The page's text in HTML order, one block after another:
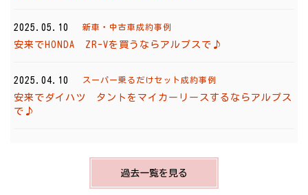
2025.05.10 新車・中古車成約事例
安来でHONDA ZR-Vを買うならアルプスで♪
2025.04.10 スーパー乗るだけセット成約事例
安来でダイハツ タントをマイカーリースするならアルプス
で♪
過去一覧を見る